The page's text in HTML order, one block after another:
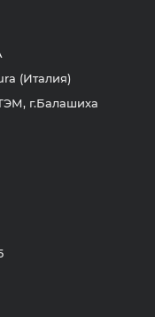
(Италия)
г.Балашиха